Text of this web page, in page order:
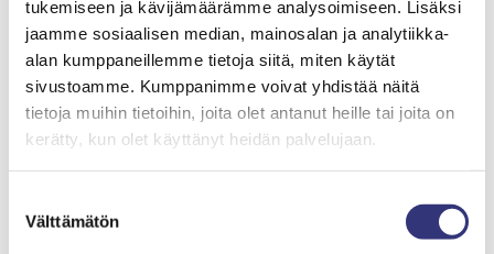
tukemiseen ja kävijämäärämme analysoimiseen. Lisäksi
jaamme sosiaalisen median, mainosalan ja analytiikka-
alan kumppaneillemme tietoja siitä, miten käytät
sivustoamme. Kumppanimme voivat yhdistää näitä
tietoja muihin tietoihin, joita olet antanut heille tai joita on
kerätty, kun olet käyttänyt heidän palvelujaan.
valinta
Välttämätön
Tarvittaessa voit tilata Reilalta maksullisen
ovenavauksen. Reila Palvelut Oy laskuttaa
avauksen jälkikäteen.
Ovenavauspalvelu 24h, puh. 010 768 6900
(puheluhinta on matkapuhelu- (mpm) tai
paikallisverkkomaksu (pvm)).
Viikonloppuisin ja pyhäpäivisin 80 € *.